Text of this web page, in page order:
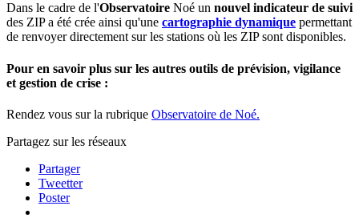
Dans le cadre de l'Observatoire Noé un nouvel indicateur de suivi
des ZIP a été crée ainsi qu'une cartographie dynamique permettant
de renvoyer directement sur les stations où les ZIP sont disponibles.
Pour en savoir plus sur les autres outils de prévision, vigilance
et gestion de crise :
Rendez vous sur la rubrique Observatoire de Noé.
Partagez sur les réseaux
Partager
Tweetter
Poster